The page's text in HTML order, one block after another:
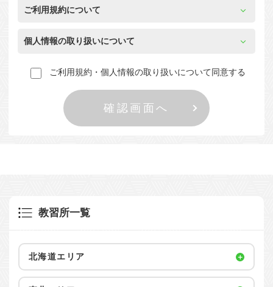
ご利用規約について
個人情報の取り扱いについて
ご利用規約・個人情報の取り扱いについて同意する
教習所一覧
北海道エリア